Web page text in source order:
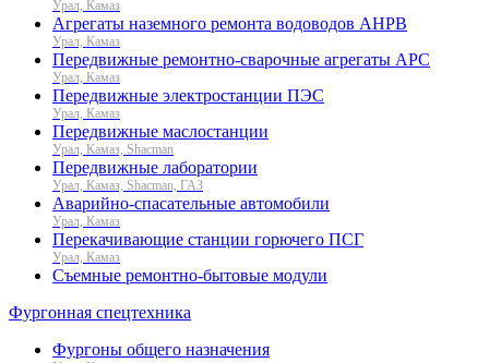
Урал, Камаз
Агрегаты наземного ремонта водоводов АНРВ
Урал, Камаз
Передвижные ремонтно-сварочные агрегаты АРС
Урал, Камаз
Передвижные электростанции ПЭС
Урал, Камаз
Передвижные маслостанции
Урал, Камаз, Shacman
Передвижные лаборатории
Урал, Камаз, Shacman, ГАЗ
Аварийно-спасательные автомобили
Урал, Камаз
Перекачивающие станции горючего ПСГ
Урал, Камаз
Съемные ремонтно-бытовые модули
Фургонная спецтехника
Фургоны общего назначения